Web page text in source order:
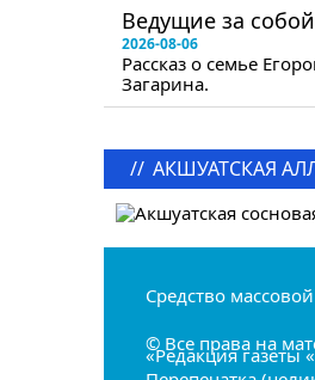
Ведущие за
2026-08-06
Рассказ о семье
Загарина.
// АКШУАТСКАЯ
Средство
© Все права на
«Редакция газеты